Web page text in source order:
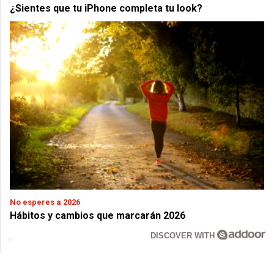
¿Sientes que tu iPhone completa tu look?
No esperes a 2026
Hábitos y cambios que marcarán 2026
DISCOVER WITH